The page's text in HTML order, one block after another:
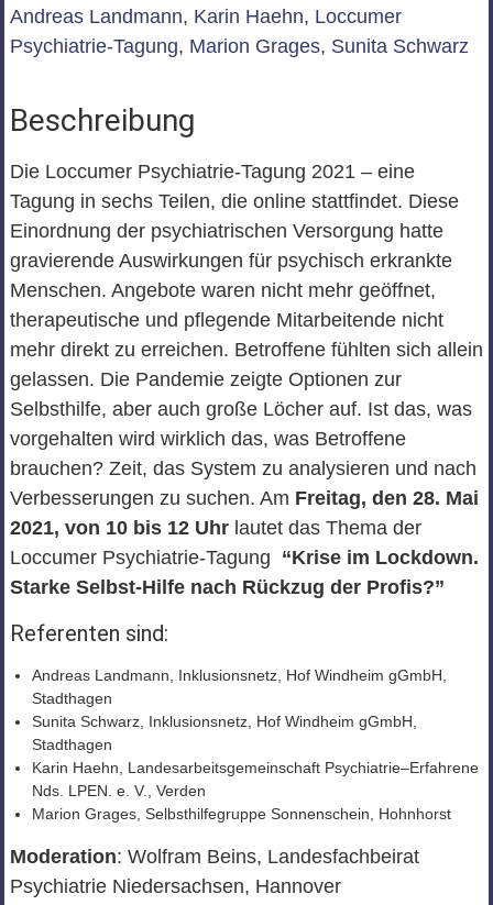
Andreas Landmann, Karin Haehn, Loccumer
Psychiatrie-Tagung, Marion Grages, Sunita Schwarz
Beschreibung
Die Loccumer Psychiatrie-Tagung 2021 – eine
Tagung in sechs Teilen, die online stattfindet. Diese
Einordnung der psychiatrischen Versorgung hatte
gravierende Auswirkungen für psychisch erkrankte
Menschen. Angebote waren nicht mehr geöffnet,
therapeutische und pflegende Mitarbeitende nicht
mehr direkt zu erreichen. Betroffene fühlten sich allein
gelassen. Die Pandemie zeigte Optionen zur
Selbsthilfe, aber auch große Löcher auf. Ist das, was
vorgehalten wird wirklich das, was Betroffene
brauchen? Zeit, das System zu analysieren und nach
Verbesserungen zu suchen. Am Freitag, den 28. Mai
2021, von 10 bis 12 Uhrlautet das Thema der
Loccumer Psychiatrie-Tagung “Krise im Lockdown.
Starke Selbst-Hilfe nach Rückzug der Profis?”
Referenten sind:
Andreas Landmann, Inklusionsnetz, Hof Windheim gGmbH,
Stadthagen
Sunita Schwarz, Inklusionsnetz, Hof Windheim gGmbH,
Stadthagen
Karin Haehn, Landesarbeitsgemeinschaft Psychiatrie–Erfahrene
Nds. LPEN. e. V., Verden
Marion Grages, Selbsthilfegruppe Sonnenschein, Hohnhorst
Moderation: Wolfram Beins, Landesfachbeirat
Psychiatrie Niedersachsen, Hannover